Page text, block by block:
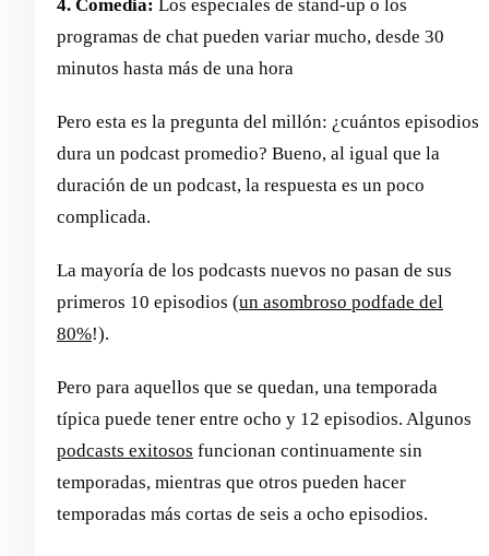
4. Comedia: Los especiales de stand-up o los
programas de chat pueden variar mucho, desde 30
minutos hasta más de una hora
Pero esta es la pregunta del millón: ¿cuántos episodios
dura un podcast promedio? Bueno, al igual que la
duración de un podcast, la respuesta es un poco
complicada.
La mayoría de los podcasts nuevos no pasan de sus
primeros 10 episodios (un asombroso podfade del
80%!).
Pero para aquellos que se quedan, una temporada
típica puede tener entre ocho y 12 episodios. Algunos
podcasts exitosos funcionan continuamente sin
temporadas, mientras que otros pueden hacer
temporadas más cortas de seis a ocho episodios.